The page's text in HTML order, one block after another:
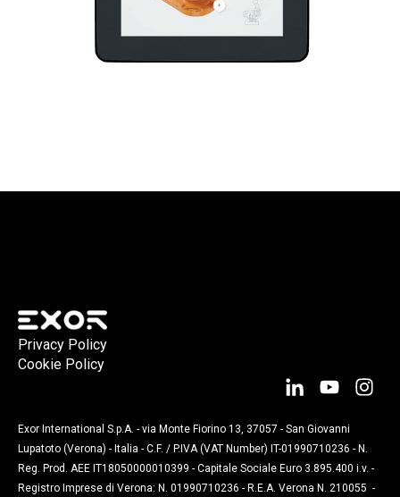
Privacy Policy
Cookie Policy
Exor International S.p.A. - via Monte Fiorino 13, 37057 - San Giovanni
Lupatoto (Verona) - Italia - C.F. / P.IVA (VAT Number) IT-01990710236 - N.
Reg. Prod. AEE IT18050000010399 - Capitale Sociale Euro 3.895.400 i.v. -
Registro Imprese di Verona: N. 01990710236 - R.E.A. Verona N. 210055 -